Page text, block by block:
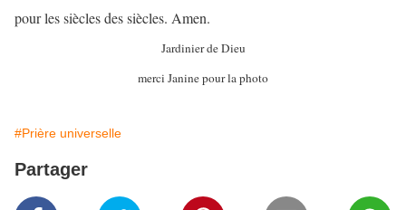
pour les siècles des siècles. Amen.
Jardinier de Dieu
merci Janine pour la photo
#Prière universelle
Partager